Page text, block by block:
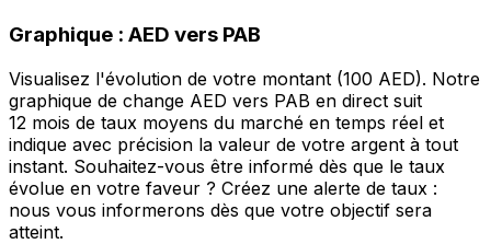
Graphique : AED vers PAB
Visualisez l'évolution de votre montant (100 AED). Notre
graphique de change AED vers PAB en direct suit
12 mois de taux moyens du marché en temps réel et
indique avec précision la valeur de votre argent à tout
instant. Souhaitez-vous être informé dès que le taux
évolue en votre faveur ? Créez une alerte de taux :
nous vous informerons dès que votre objectif sera
atteint.